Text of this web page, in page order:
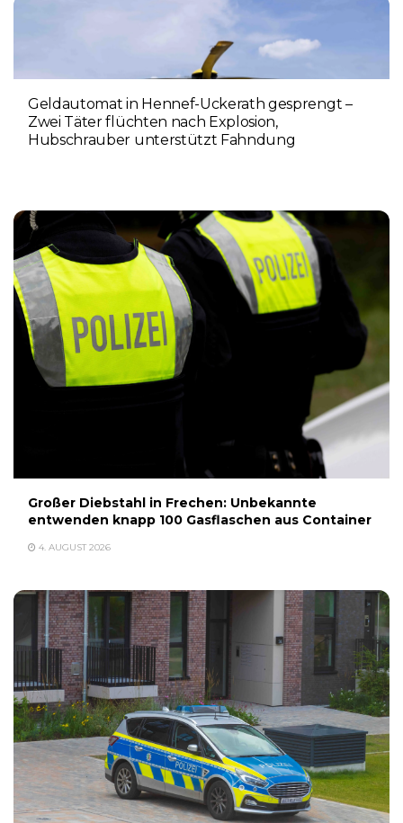
Geldautomat in Hennef-Uckerath gesprengt –
Zwei Täter flüchten nach Explosion,
Hubschrauber unterstützt Fahndung
Großer Diebstahl in Frechen: Unbekannte
entwenden knapp 100 Gasflaschen aus Container
4. AUGUST 2026